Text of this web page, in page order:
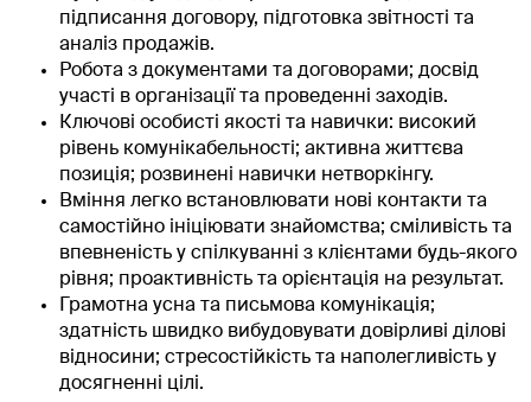
підписання договору, підготовка звітності та
аналіз продажів.
Робота з документами та договорами; досвід
участі в організації та проведенні заходів.
Ключові особисті якості та навички: високий
рівень комунікабельності; активна життєва
позиція; розвинені навички нетворкінгу.
Вміння легко встановлювати нові контакти та
самостійно ініціювати знайомства; сміливість та
впевненість у спілкуванні з клієнтами будь-якого
рівня; проактивність та орієнтація на результат.
Грамотна усна та письмова комунікація;
здатність швидко вибудовувати довірливі ділові
відносини; стресостійкість та наполегливість у
досягненні цілі.